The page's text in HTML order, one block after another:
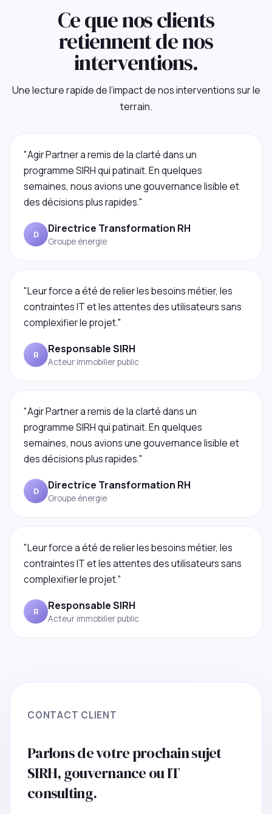
Ce que nos clients
retiennent de nos
interventions.
Une lecture rapide de l’impact de nos interventions sur le
terrain.
"Agir Partner a remis de la clarté dans un
programme SIRH qui patinait. En quelques
semaines, nous avions une gouvernance lisible et
des décisions plus rapides."
D Directrice Transformation RH
Groupe énergie
"Leur force a été de relier les besoins métier, les
contraintes IT et les attentes des utilisateurs sans
complexifier le projet."
R Responsable SIRH
Acteur immobilier public
"Agir Partner a remis de la clarté dans un
programme SIRH qui patinait. En quelques
semaines, nous avions une gouvernance lisible et
des décisions plus rapides."
D Directrice Transformation RH
Groupe énergie
"Leur force a été de relier les besoins métier, les
contraintes IT et les attentes des utilisateurs sans
complexifier le projet."
R Responsable SIRH
Acteur immobilier public
CONTACT CLIENT
Parlons de votre prochain sujet
SIRH, gouvernance ou IT
consulting.